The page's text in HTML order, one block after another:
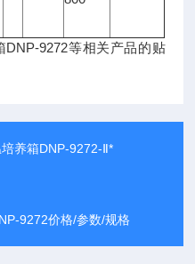
9272等相关产品的贴
养箱DNP-9272-Ⅱ*
9272价格/参数/规格